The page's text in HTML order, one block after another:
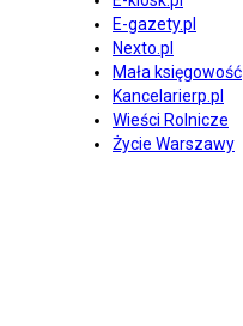
E-gazety.pl
Nexto.pl
Mała księgowość
Kancelarierp.pl
Wieści Rolnicze
Życie Warszawy